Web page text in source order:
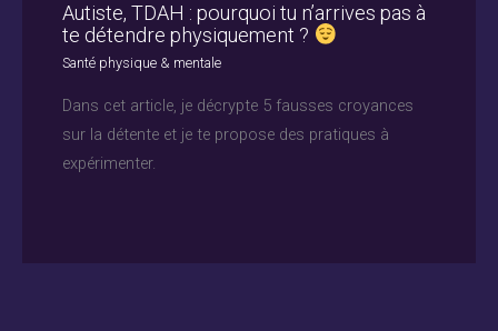
Autiste, TDAH : pourquoi tu n’arrives pas à
te détendre physiquement ?
Santé physique & mentale
Dans cet article, je décrypte 5 fausses croyances
sur la détente et je te propose des pratiques à
expérimenter.